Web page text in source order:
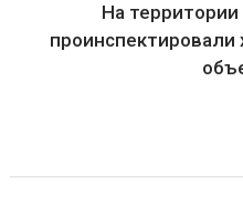
На
проинспектировали